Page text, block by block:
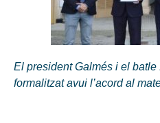
El president Galmés i el
formalitzat avui l’acord al